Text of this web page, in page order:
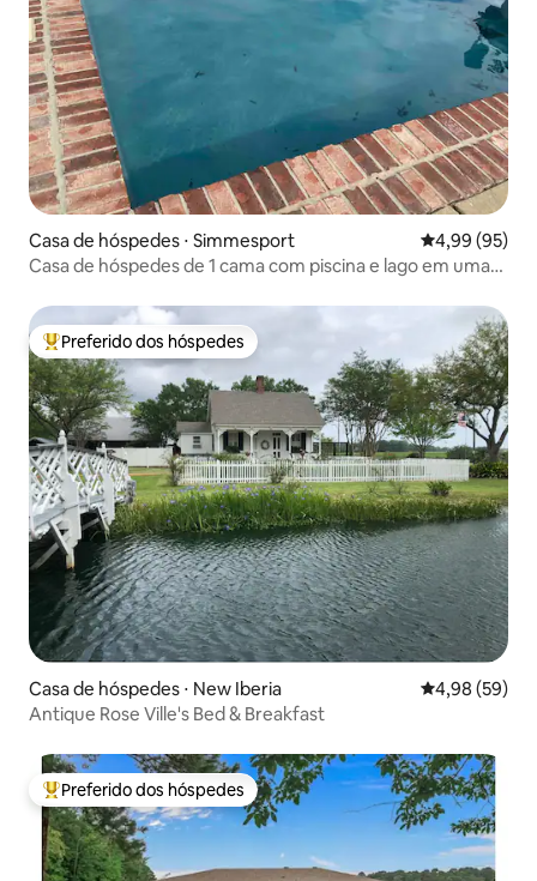
Casa de hóspedes ⋅ Simmesport 4,99 de uma
4,99 (95)
Casa de hóspedes de 1 cama com piscina e lago em uma
Entre os melhores preferidos dos hóspedes
Preferido dos hóspedes
Casa de hóspedes ⋅ New Iberia 4,98 de uma
4,98 (59)
Antique Rose Ville's Bed & Breakfast
Entre os melhores preferidos dos hóspedes
Preferido dos hóspedes